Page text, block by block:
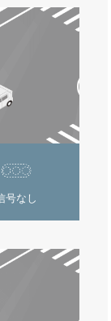
号なし